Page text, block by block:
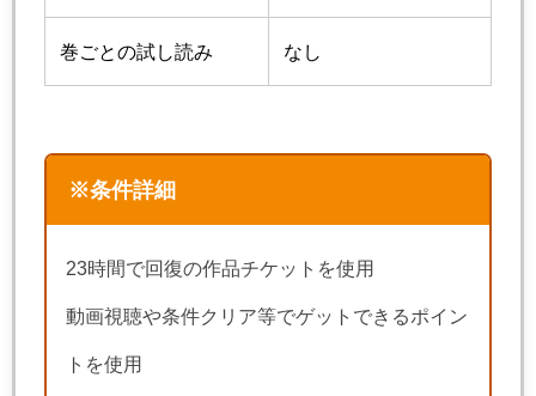
巻ごとの試し読み なし
※条件詳細
23時間で回復の作品チケットを使用
動画視聴や条件クリア等でゲットできるポイン
トを使用